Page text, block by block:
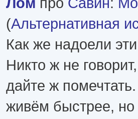
(Альтернативная
Как же надоели
Никто ж не
дайте ж
живём быстрее, но